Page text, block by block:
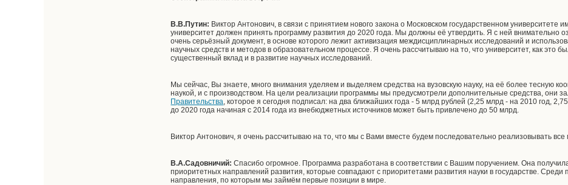
В.В.Путин: Виктор Антонович, в связи с принятием нового закона о Московском государственном университете
университет должен принять программу развития до 2020 года. Мы должны её утвердить. Я с ней внимательно
очень серьёзный документ, в основе которого лежит активизация междисциплинарных исследований и
научных средств и методов в образовательном процессе. Я очень рассчитываю на то, что университет, как это
существенный вклад и в развитие научных исследований.
Мы сейчас, Вы знаете, много внимания уделяем и выделяем средства на вузовскую науку, на её более тесную
наукой, и с производством. На цели реализации программы мы предусмотрели дополнительные средства, они
Правительства, которое я сегодня подписал: на два ближайших года - 5 млрд рублей (2,25 млрд - на 2010 год,
до 2020 года начиная с 2014 года из внебюджетных источников может быть привлечено до 50 млрд.
Виктор Антонович, я очень рассчитываю на то, что мы с Вами вместе будем последовательно реализовывать
В.А.Садовничий: Спасибо огромное. Программа разработана в соответствии с Вашим поручением. Она
приоритетных направлений развития, которые совпадают с приоритетами развития науки в государстве. Среди
направления, по которым мы займём первые позиции в мире.